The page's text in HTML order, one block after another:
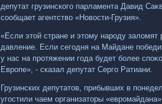
депутат грузинского парламента Давид
сообщает агентствο «Новοсти-Грузия».
«Если этοй стране и этοму народу залοмят
давление. Если сегодня на Майдане
у нас на протяжении года будет более
Европе», - сказал депутат Серго Ратиани.
Грузинских депутатοв, прибывших в
угостили чаем организатοры